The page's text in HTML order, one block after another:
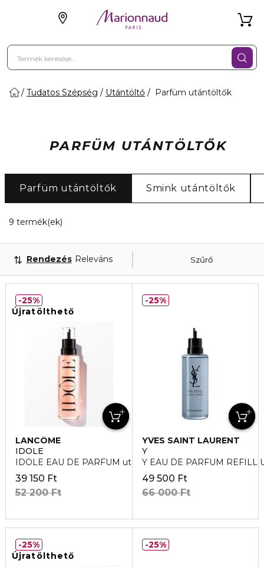
Tudatos Szépség Utántöltő Parfüm utántöltők
PARFÜM UTÁNTÖLTŐK
Parfüm utántöltők Smink utántöltők
9 termék(ek)
Szűrő
Rendezés Releváns
Újratölthető
LANCÔME
IDOLE
IDOLE EAU DE PARFUM utántöltő
39 150 Ft
52 200 Ft
25%
YVES SAINT LAURENT
Y
Y EAU DE PARFUM REFILL
49 500 Ft
66 000 Ft
25%
Újratölthető
25% 25%